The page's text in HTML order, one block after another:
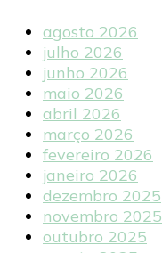
agosto 2026
julho 2026
junho 2026
maio 2026
abril 2026
março 2026
fevereiro 2026
janeiro 2026
dezembro 2025
novembro 2025
outubro 2025